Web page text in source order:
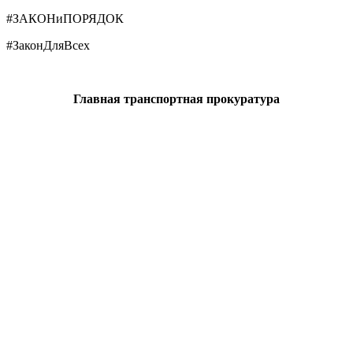
#ЗАКОНиПОРЯДОК
#ЗаконДляВсех
Главная транспортная прокуратура